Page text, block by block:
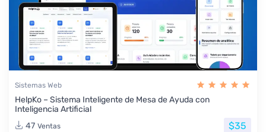
Sistemas Web
HelpKo – Sistema Inteligente de Mesa de Ayuda con
Inteligencia Artificial
47 Ventas $35